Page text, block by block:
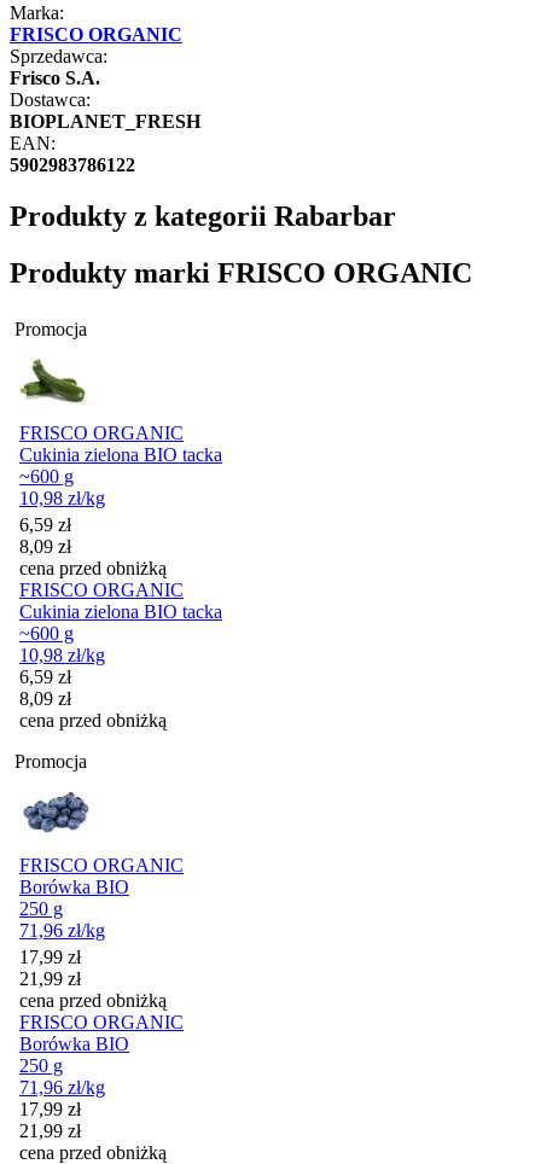
Marka:
FRISCO ORGANIC
Sprzedawca:
Frisco S.A.
Dostawca:
BIOPLANET_FRESH
EAN:
5902983786122
Produkty z kategorii Rabarbar
Produkty marki FRISCO ORGANIC
Promocja
FRISCO ORGANIC
Cukinia zielona BIO tacka
~600 g
10,98 zł/kg
Cena promocyjna
6,59 zł
8,09 zł
cena przed obniżką
FRISCO ORGANIC
Cukinia zielona BIO tacka
~600 g
10,98 zł/kg
Cena promocyjna
6,59 zł
8,09 zł
cena przed obniżką
Promocja
FRISCO ORGANIC
Borówka BIO
250 g
71,96 zł/kg
Cena promocyjna
17,99 zł
21,99 zł
cena przed obniżką
FRISCO ORGANIC
Borówka BIO
250 g
71,96 zł/kg
Cena promocyjna
17,99 zł
21,99 zł
cena przed obniżką